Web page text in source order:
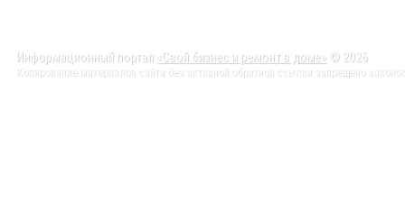
Информационный портал «Свой бизнес и ремонт в доме» © 2026
Копирование материалов сайта без активной обратной ссылки запрещено